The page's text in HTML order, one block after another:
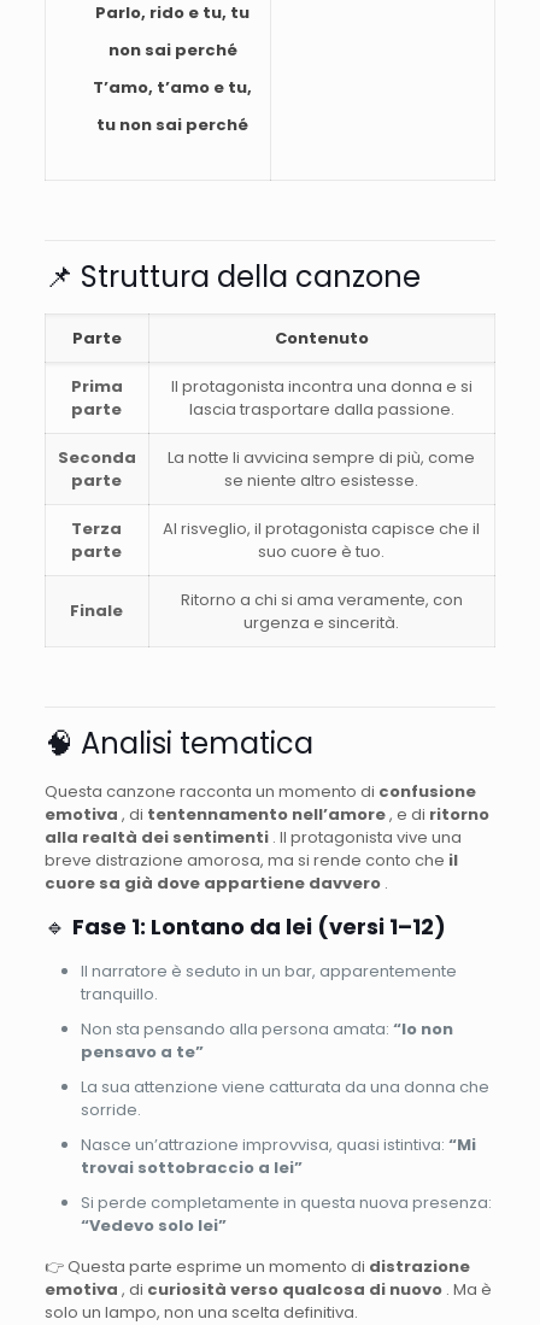
Parlo, rido e tu, tu
non sai perché
T’amo, t’amo e tu,
tu non sai perché
📌 Struttura della canzone
Parte Contenuto
Prima
parte
Il protagonista incontra una donna e si
lascia trasportare dalla passione.
Seconda
parte
La notte li avvicina sempre di più, come
se niente altro esistesse.
Terza
parte
Al risveglio, il protagonista capisce che il
suo cuore è tuo.
Finale
Ritorno a chi si ama veramente, con
urgenza e sincerità.
🧠 Analisi tematica
Questa canzone racconta un momento di confusione
emotiva , di tentennamento nell’amore, e di ritorno
alla realtà dei sentimenti . Il protagonista vive una
breve distrazione amorosa, ma si rende conto che il
cuore sa già dove appartiene davvero .
🔹 Fase 1: Lontano da lei (versi 1–12)
Il narratore è seduto in un bar, apparentemente
tranquillo.
Non sta pensando alla persona amata: “Io non
pensavo a te”
La sua attenzione viene catturata da una donna che
sorride.
Nasce un’attrazione improvvisa, quasi istintiva: “Mi
trovai sottobraccio a lei”
Si perde completamente in questa nuova presenza:
“Vedevo solo lei”
👉 Questa parte esprime un momento di distrazione
emotiva , di curiosità verso qualcosa di nuovo . Ma è
solo un lampo, non una scelta definitiva.